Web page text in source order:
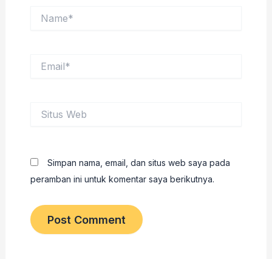
Web
Simpan nama, email, dan situs web saya pada
peramban ini untuk komentar saya berikutnya.